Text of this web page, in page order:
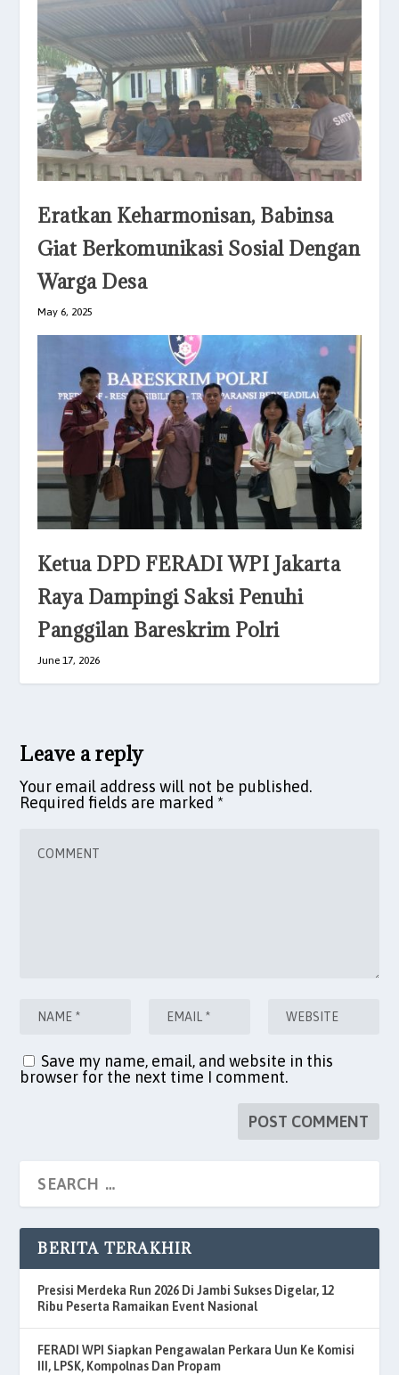
Eratkan Keharmonisan, Babinsa
Giat Berkomunikasi Sosial Dengan
Warga Desa
May 6, 2025
Ketua DPD FERADI WPI Jakarta
Raya Dampingi Saksi Penuhi
Panggilan Bareskrim Polri
June 17, 2026
Leave a reply
Your email address will not be published.
Required fields are marked *
Save my name, email, and website in this
browser for the next time I comment.
BERITA TERAKHIR
Presisi Merdeka Run 2026 Di Jambi Sukses Digelar, 12
Ribu Peserta Ramaikan Event Nasional
FERADI WPI Siapkan Pengawalan Perkara Uun Ke Komisi
III, LPSK, Kompolnas Dan Propam